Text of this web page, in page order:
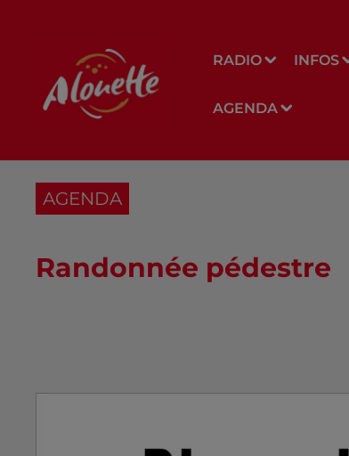
RADIO INFOS
AGENDA
AGENDA
Randonnée pédestre